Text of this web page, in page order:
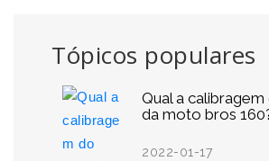
Tópicos populares
Qual a
da moto bros
2022-01-17